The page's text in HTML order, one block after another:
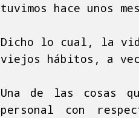
tuvimos hace unos
Dicho lo cual, la
viejos hábitos, a
Una de las cosas
personal con